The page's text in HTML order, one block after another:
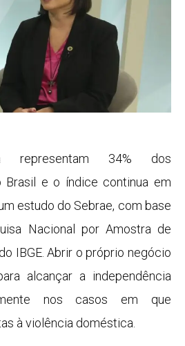
representam 34% dos
Brasil e o índice continua em
estudo do Sebrae, com base
Nacional por Amostra de
IBGE. Abrir o próprio negócio
alcançar a independência
nos casos em que
à violência doméstica.